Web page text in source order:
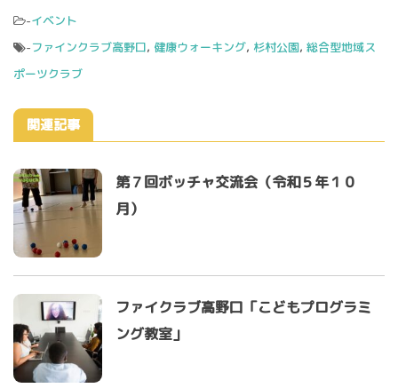
-イベント
-ファインクラブ高野口, 健康ウォーキング, 杉村公園, 総合型地域ス
ポーツクラブ
関連記事
第７回ボッチャ交流会（令和５年１０
月）
ファイクラブ高野口「こどもプログラミ
ング教室」